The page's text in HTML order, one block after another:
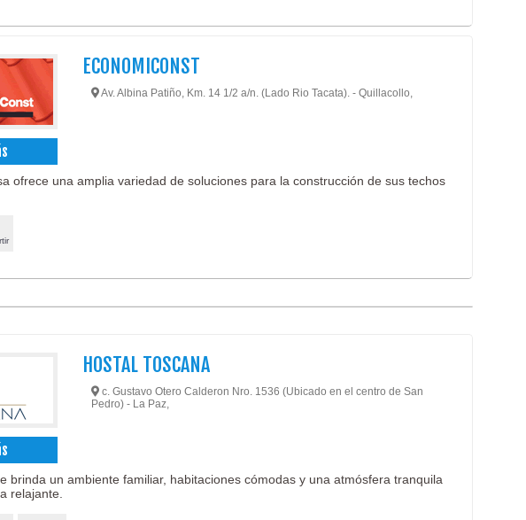
ECONOMICONST
Av. Albina Patiño, Km. 14 1/2 a/n. (Lado Rio Tacata). - Quillacollo,
ofrece una amplia variedad de soluciones para la construcción de sus techos
HOSTAL TOSCANA
c. Gustavo Otero Calderon Nro. 1536 (Ubicado en el centro de San
Pedro) - La Paz,
brinda un ambiente familiar, habitaciones cómodas y una atmósfera tranquila
relajante.